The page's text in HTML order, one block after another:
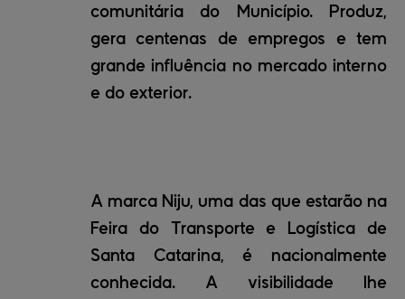
comunitária do Município. Produz,
gera centenas de empregos e tem
grande influência no mercado interno
e do exterior.
A marca Niju, uma das que estarão na
Feira do Transporte e Logística de
Santa Catarina, é nacionalmente
conhecida. A visibilidade lhe